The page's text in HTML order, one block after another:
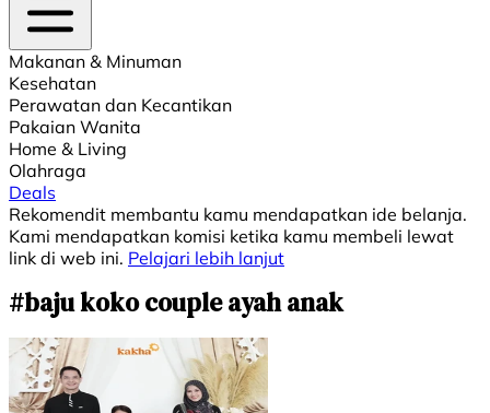
Makanan & Minuman
Kesehatan
Perawatan dan Kecantikan
Pakaian Wanita
Home & Living
Olahraga
Deals
Rekomendit membantu kamu mendapatkan ide belanja.
Kami mendapatkan komisi ketika kamu membeli lewat
link di web ini. Pelajari lebih lanjut
#baju koko couple ayah anak